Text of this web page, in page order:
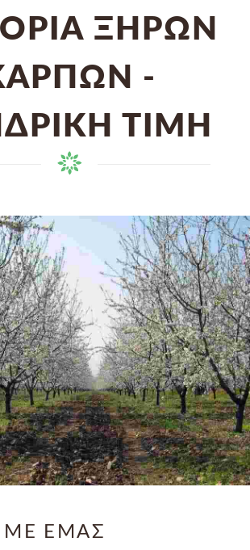
ΞΗΡΏΝ
-
ΤΙΜΉ
ΜΕ ΕΜΆΣ